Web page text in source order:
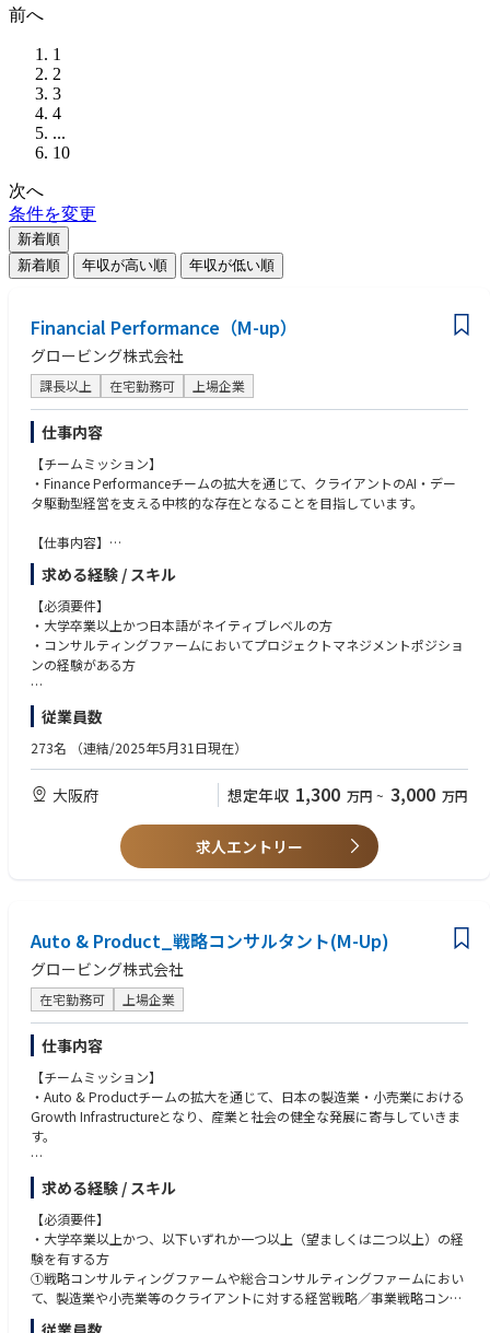
前へ
1
2
3
4
...
10
次へ
条件を変更
新着順
新着順
年収が高い順 年収が低い順
Financial Performance（M-up）
グロービング株式会社
課長以上 在宅勤務可 上場企業
仕事内容
【チームミッション】
・Finance Performanceチームの拡大を通じて、クライアントのAI・デー
タ駆動型経営を支える中核的な存在となることを目指しています。
【仕事内容】
・AI&データ駆動型経営基盤の確立を主戦場にした、クライアントに対す
る以下の貢献
経営管理/KPI：KPIを用いた経営課題の可視化。経営/事業戦略のKPIへの
落とし込み
データ分析：データ分析ケイパビリティの獲得。管理会計、予実管理の
刷新。データ利活用の業務化。
データ分析基盤：構造化データ/非構造化データの統合、外部データの
・JI（Joint Initiatve）としてのクライアントとの共同事業
・PI（Principal Investment）の投資先企業のCXO等派遣
・CFOアジェンダにおけるInsightの発信
・動的平衡マネジメントの開発（オファリング化~PJでの実践~将来の海外
輸出）
Globe-ingでは、それぞれの職位において”ランクを超えた自発的な動
き”が積極的に評価されるが、基本的には、D/SMupは複数案件同時並行で
【Director／Senior Manager】
・セリング：Pupと連携し、新たなオファリングの開発、新規クライアン
トの開拓、既存クライアント内での継続・拡大や横展開の提案を行う
・デリバリ：多くの場合、複数のクライアントやPJを同時に持ち、
・チーミング：Partnerに向けて、自身のチーム組成（クライアントとメン
バー）を行う
・その他：リーダシップロールとして、Globe-ingの経営における一定の
役割を担う（入社時～入社後要相談）
【Manager】
･基本的に一つのPJに100%アサインとなり、D/SMupやPJチームメンバー
と連携しながら、現場でのクライアントのカウンターパートとしてPJの推
進や主要成果物の作成を担う
・状況に応じ、提案活動に参加する
コンサルティング案件のご紹介（一例）
・大手素材会社における経営KPI定義と見える化に向けた基幹系刷新
・大手製薬会社におけるデータ駆動型経営に向けた戦略策定/実行支援
・大手美容機器会社における経営KPI定義、経営基盤・基幹系刷新・構築
求める経験 / スキル
【必須要件】
・大学卒業以上かつ日本語がネイティブレベルの方
・コンサルティングファームにおいてプロジェクトマネジメントポジショ
ンの経験がある方
※下記いずれかに該当する方
・大手外資ファーム（MBB、アクセンチュア、Big4など）において、経営
管理・FP&A領域の戦略コンサルティングに従事されてこられた皆様
た皆様
・経営管理・FP＆A領域のデータ分析/AI活用のプロジェクトに関わってこ
・公認会計士資格をお持ちの皆様、事業会社の財務経理部門での実務経験
をお持ちの皆様
・会計領域のグローバルプロジェクト経験者
【求める人物像】
・AI＆データ駆動型経営の社会実装に本気でチャレンジしたい方
・FP領域にとどまらず、事業戦略やDXなど連携する領域に関心を持ってい
る方
・一緒にFPチームを立ち上げ、成長していく意欲をお持ちの方
・チームワーカーであり、GLBの他チームとのコラボを楽しみながら取り
組める方
・クライアント愛に溢れ、クライアントのために全力投球する方
・Finance Performanceという新しいファンクション・チームの立上げや
拡大に興味がある方
・自身の変化や成長を楽しめる方（Enjoy working）
・知的好奇心・知的タフネスがあり、自発的・積極的に物事を推進／自己
研鑽できる方（Growth mindset）
・将来の事業家・起業家・経営者を目指したい方（人材輩出）
従業員数
273名 （連結/2025年5月31日現在）
大阪府 想定年収 1,300 万円 ~ 3,000 万円
求人エントリー
Auto & Product_戦略コンサルタント(M-Up)
グロービング株式会社
在宅勤務可 上場企業
仕事内容
【チームミッション】
・Auto & Productチームの拡大を通じて、日本の製造業・小売業における
Growth Infrastructureとなり、産業と社会の健全な発展に寄与していきま
す。
【仕事内容】
・Auto&Product領域におけるCXO伴走者、産業のGrowth Infrastructure
としての経営戦略／事業戦略コンサルティング全般
- 最上流の戦略策定からその具体化、実行・実装までを実現
- アジェンダに応じて他の専門チームやAI事業本部等と連携して共同PJ体
制を組成
・JI（Joint Initiatve）としてのクライアントとの共同事業
求める経験 / スキル
【必須要件】
・大学卒業以上かつ、以下いずれか一つ以上（望ましくは二つ以上）の経
験を有する方
①戦略コンサルティングファームや総合コンサルティングファームにおい
て、製造業や小売業等のクライアントに対する経営戦略／事業戦略コンサ
ルティング、 M&A、DXやAI活用等のプロジェクトのセールスやデリバリー